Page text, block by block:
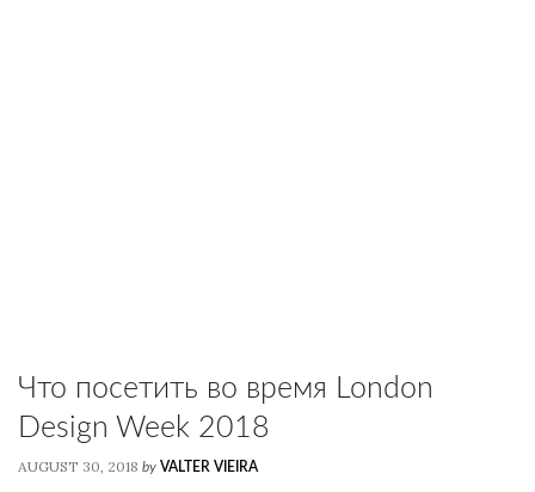
Что посетить во время London
Design Week 2018
AUGUST 30, 2018 by VALTER VIEIRA